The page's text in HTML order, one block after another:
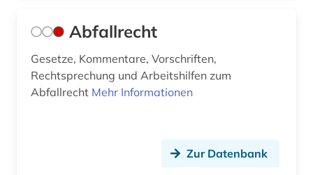
baubetrieb (1)
Abfallrecht
Gesetze, Kommentare, Vorschriften,
Rechtsprechung und Arbeitshilfen zum
Abfallrecht Mehr Informationen
Zur Datenbank